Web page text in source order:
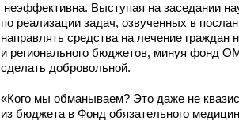
неэффективна. Выступая на заседании
по реализации задач, озвученных в
направлять средства на лечение граждан
и регионального бюджетов, минуя фонд
сделать добровольной.
«Кого мы обманываем? Это даже не
из бюджета в Фонд обязательного